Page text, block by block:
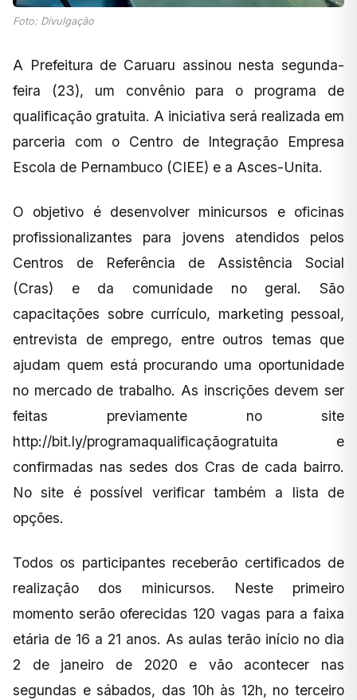
Foto: Divulgação
A Prefeitura de Caruaru assinou nesta segunda-
feira (23), um convênio para o programa de
qualificação gratuita. A iniciativa será realizada em
parceria com o Centro de Integração Empresa
Escola de Pernambuco (CIEE) e a Asces-Unita.
O objetivo é desenvolver minicursos e oficinas
profissionalizantes para jovens atendidos pelos
Centros de Referência de Assistência Social
(Cras) e da comunidade no geral. São
capacitações sobre currículo, marketing pessoal,
entrevista de emprego, entre outros temas que
ajudam quem está procurando uma oportunidade
no mercado de trabalho. As inscrições devem ser
feitas previamente no site
http://bit.ly/programaqualificaçãogratuita e
confirmadas nas sedes dos Cras de cada bairro.
No site é possível verificar também a lista de
opções.
Todos os participantes receberão certificados de
realização dos minicursos. Neste primeiro
momento serão oferecidas 120 vagas para a faixa
etária de 16 a 21 anos. As aulas terão início no dia
2 de janeiro de 2020 e vão acontecer nas
segundas e sábados, das 10h às 12h, no terceiro